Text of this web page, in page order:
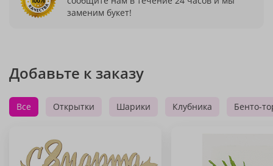
заменим букет!
Добавьте к заказу
Все Открытки Шарики Клубника Бенто-